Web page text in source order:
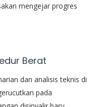
mengejar progres
Berat
dan analisis teknis di
pada